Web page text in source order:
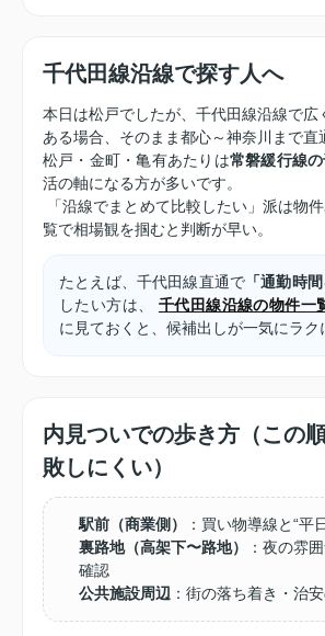
千代田線沿線で探す人へ
本日は松戸でしたが、千代田線沿線で広
ある場合、そのまま都心～神奈川まで直
松戸・金町・亀有あたりは常磐緩行線
活の軸になる方が多いです。
「沿線でまとめて比較したい」派は物
覧で相場観を掴むと判断が早い。
たとえば、千代田線直通で 「通勤時
したい方は、 千代田線沿線の物件一
に見ておくと、候補出しが一気にラク
内見ついでの歩き方（この
敗しにくい）
駅前（商業側）
：買い物導線と“平
裏路地（高架下〜路地）
：夜の雰
確認
公共施設周辺 ：街の落ち着き・治